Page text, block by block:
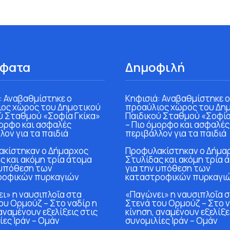
Αναβαθμίστηκε ο
χώρος του Δημοτικού
Σταθμού «Σοφία Γκίκα»
και ασφαλές
για τα παιδιά
ο Δήμαρχος
και ακόμη τρία άτομα
των
πυρκαγιών
η ναυσιπλοΐα στα
Ορμούζ – Στο ναδίρ η
εξελίξεις στις
Ιράν – Ομάν
Δημοφιλή
Κηφισιά: Αναβαθμίστηκε ο
προαύλιος χώρος του
Παιδικού Σταθμού
– Πιο όμορφο και ασφαλές
περιβάλλον για τα παιδιά
Προφυλακίστηκαν ο
Στυλίδας και ακόμη τρία
για την υπόθεση των
καταστροφικών
«Παγώνει» η ναυσιπλοΐα
Στενά του Ορμούζ – Στο
κίνηση, αναμένουν
συνομιλίες Ιράν – Ομάν